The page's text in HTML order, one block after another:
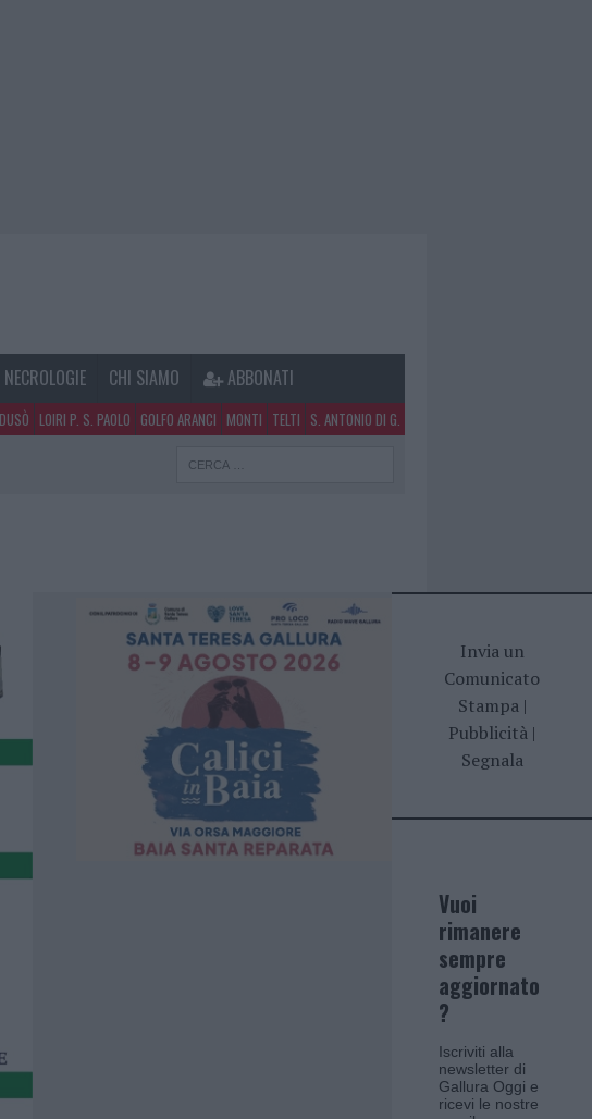
NECROLOGIE CHI SIAMO ABBONATI
LOIRI P. S. PAOLO GOLFO ARANCI MONTI TELTI S. ANTONIO DI G.
Invia un
Comunicato
Stampa|
Pubblicità |
Segnala
Vuoi
rimanere
sempre
aggiornato
?
Iscriviti alla
newsletter di
Gallura Oggi e
ricevi le nostre